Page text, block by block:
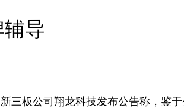
导
板公司翔龙科技发布公告称，鉴于